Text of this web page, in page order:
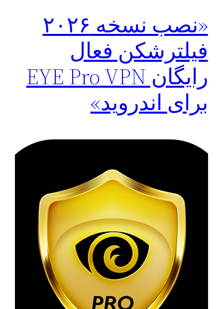
«نصب نسخه ۲۰۲۶
فیلترشکن فعال
رایگان EYE Pro VPN
برای اندروید»